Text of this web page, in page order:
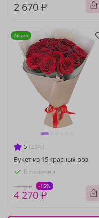
2 670 ₽
5 (2343)
Букет из 15 красных роз
В наличии
5 020 ₽ -15%
4 270 ₽
Акция